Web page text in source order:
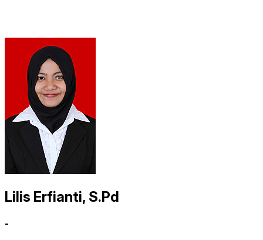
Lilis Erfianti, S.Pd
-